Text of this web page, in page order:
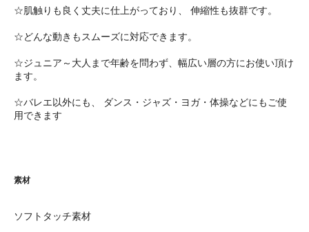
☆肌触りも良く丈夫に仕上がっており、 伸縮性も抜群です。
☆どんな動きもスムーズに対応できます。
☆ジュニア～大人まで年齢を問わず、幅広い層の方にお使い頂け
ます。
☆バレエ以外にも、 ダンス・ジャズ・ヨガ・体操などにもご使
用できます
素材
ソフトタッチ素材